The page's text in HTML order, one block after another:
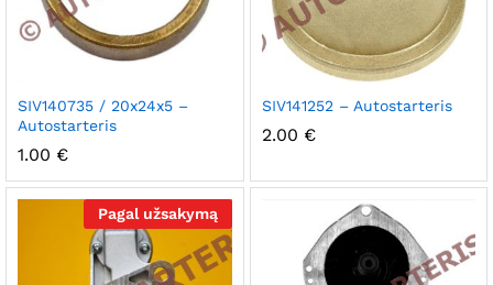
SIV140735 / 20x24x5 –
Autostarteris
1.00 €
SIV141252 – Autostarteris
2.00 €
Pagal užsakymą